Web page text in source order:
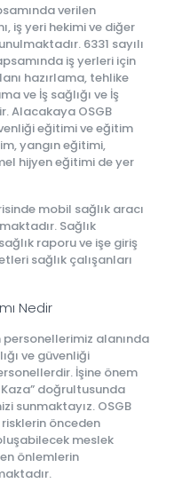
verilen
iş yeri hekimi ve diğer
6331 sayılı
iş yerleri için
hazırlama, tehlike
ve İş sağlığı ve İş
Alacakaya OSGB
eğitimi ve eğitim
yangın eğitimi,
hijyen eğitimi de yer
mobil sağlık aracı
Sağlık
raporu ve işe giriş
sağlık çalışanları
Nedir
alanında
ve güvenliği
İşine önem
Kaza” doğrultusunda
sunmaktayız. OSGB
önceden
meslek
önlemlerin